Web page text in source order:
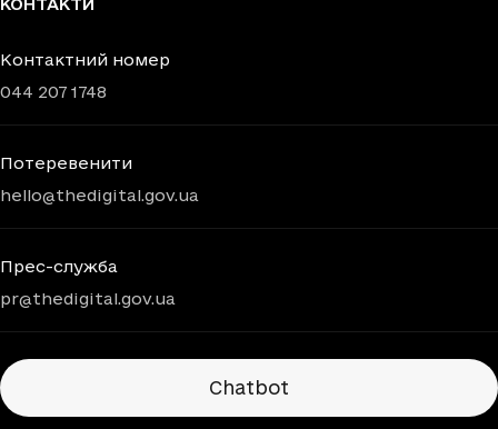
КОНТАКТИ
Контактний номер
044 207 1748
Потеревенити
hello@thedigital.gov.ua
Прес-служба
pr@thedigital.gov.ua
Chatbots
Chatbot